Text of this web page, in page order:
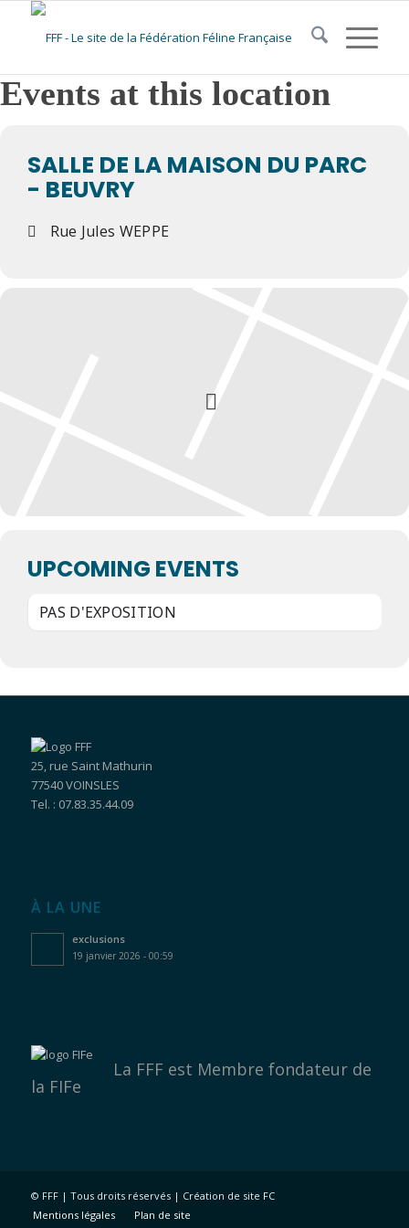
Events at this location
SALLE DE LA MAISON DU PARC
- BEUVRY
Rue Jules WEPPE
UPCOMING EVENTS
PAS D'EXPOSITION
25, rue Saint Mathurin
77540 VOINSLES
Tel. : 07.83.35.44.09
À LA UNE
exclusions
19 janvier 2026 - 00:59
La FFF est Membre fondateur de
la FIFe
© FFF | Tous droits réservés | Création de site FC
Mentions légales
Plan de site